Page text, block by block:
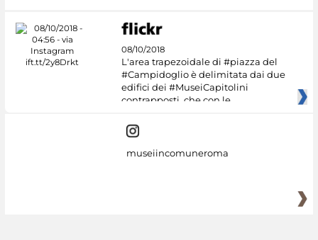
08/10/2018
L'area trapezoidale di #piazza del
#Campidoglio è delimitata dai due
edifici dei #MuseiCapitolini
contrapposti, che con le
museiincomuneroma